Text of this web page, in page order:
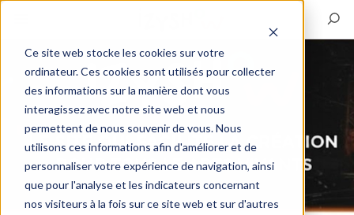
Ce site web stocke les cookies sur votre
ordinateur. Ces cookies sont utilisés pour collecter
des informations sur la manière dont vous
interagissez avec notre site web et nous
permettent de nous souvenir de vous. Nous
utilisons ces informations afin d'améliorer et de
personnaliser votre expérience de navigation, ainsi
que pour l'analyse et les indicateurs concernant
nos visiteurs à la fois sur ce site web et sur d'autres